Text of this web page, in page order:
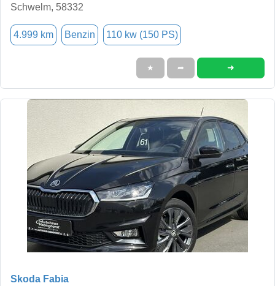
Schwelm, 58332
4.999 km Benzin 110 kw (150 PS)
★ ➦ ➜
Skoda Fabia